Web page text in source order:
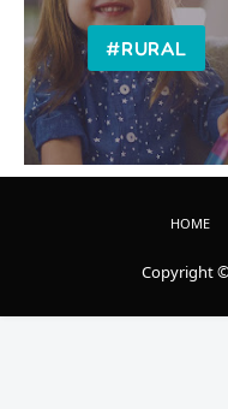
#RURAL
HOME
Copyright